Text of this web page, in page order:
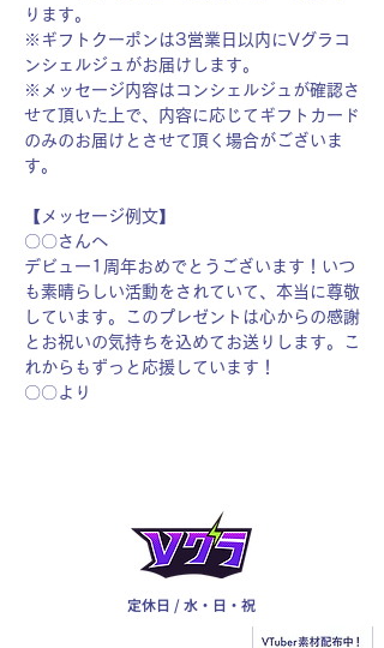
ります。
※ギフトクーポンは3営業日以内にVグラコ
ンシェルジュがお届けします。
※メッセージ内容はコンシェルジュが確認さ
せて頂いた上で、内容に応じてギフトカード
のみのお届けとさせて頂く場合がございま
す。
【メッセージ例文】
〇〇さんへ
デビュー1周年おめでとうございます！いつ
も素晴らしい活動をされていて、本当に尊敬
しています。このプレゼントは心からの感謝
とお祝いの気持ちを込めてお送りします。こ
れからもずっと応援しています！
〇〇より
定休日 / 水・日・祝